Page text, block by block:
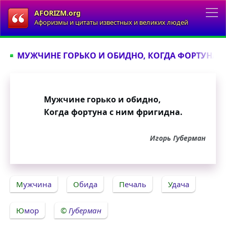
AFORIZM.org
Афоризмы и цитаты известных и великих людей
МУЖЧИНЕ ГОРЬКО И ОБИДНО, КОГДА ФОРТУНА
Мужчине горько и обидно,
Когда фортуна с ним фригидна.
Игорь Губерман
Мужчина Обида Печаль Удача
Юмор Губерман